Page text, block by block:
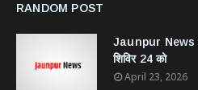
RANDOM POST
Jaunpur News :
शिविर 24 को
April 23, 2026